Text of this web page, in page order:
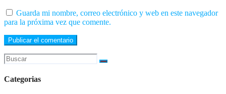
Guarda mi nombre, correo electrónico y web en este navegador
para la próxima vez que comente.
Categorias